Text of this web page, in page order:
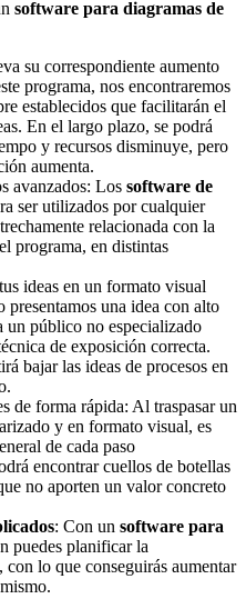
software para diagramas de
su correspondiente aumento
programa, nos encontraremos
establecidos que facilitarán el
En el largo plazo, se podrá
y recursos disminuye, pero
aumenta.
avanzados: Los software de
ser utilizados por cualquier
relacionada con la
programa, en distintas
ideas en un formato visual
presentamos una idea con alto
un público no especializado
de exposición correcta.
bajar las ideas de procesos en
de forma rápida: Al traspasar un
y en formato visual, es
de cada paso
encontrar cuellos de botellas
no aporten un valor concreto
: Con un software para
puedes planificar la
con lo que conseguirás aumentar